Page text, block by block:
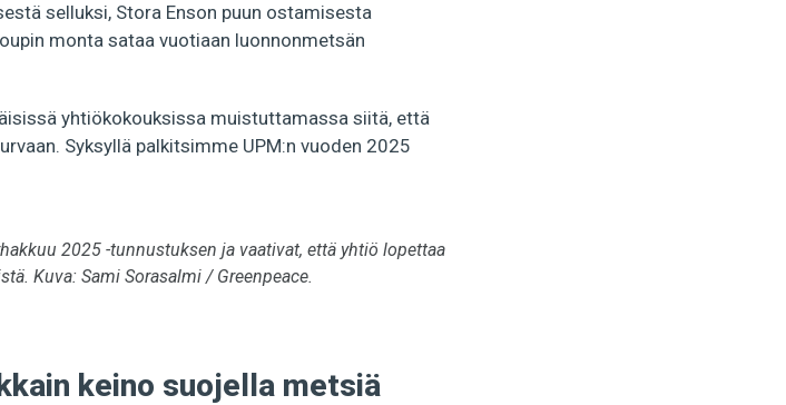
selluksi, Stora Enson puun ostamisesta
monta sataa vuotiaan luonnonmetsän
yhtiökokouksissa muistuttamassa siitä, että
Syksyllä palkitsimme UPM:n vuoden 2025
2025 -tunnustuksen ja vaativat, että yhtiö lopettaa
Kuva: Sami Sorasalmi / Greenpeace.
keino suojella metsiä